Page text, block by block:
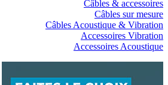
Câbles & accessoires
Câbles sur mesure
Câbles Acoustique & Vibration
Accessoires Vibration
Accessoires Acoustique